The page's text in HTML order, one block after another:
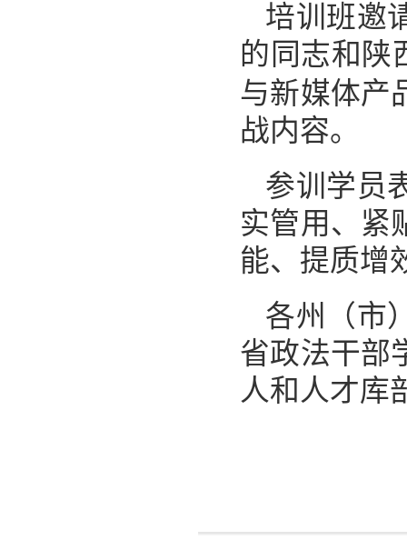
培训班邀
的同志和陕
与新媒体产
战内容。
参训学员
实管用、紧
能、提质增
各州（市
省政法干部
人和人才库